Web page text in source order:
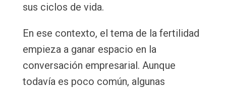
sus ciclos de vida.
En ese contexto, el tema de la fertilidad
empieza a ganar espacio en la
conversación empresarial. Aunque
todavía es poco común, algunas